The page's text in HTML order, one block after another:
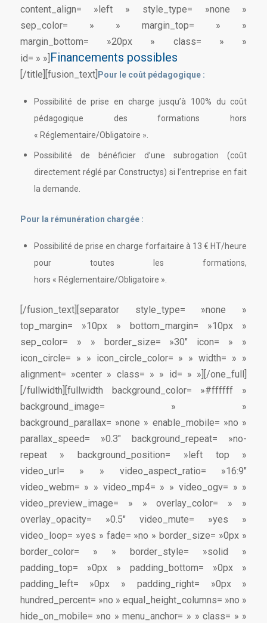
content_align= »left » style_type= »none »
sep_color= » » margin_top= » »
margin_bottom= »20px » class= » »
id= » »] Financements possibles
[/title][fusion_text] Pour le coût pédagogique :
Possibilité de prise en charge jusqu’à 100% du coût
pédagogique des formations hors
« Réglementaire/Obligatoire ».
Possibilité de bénéficier d’une subrogation (coût
directement réglé par Constructys) si l’entreprise en fait
la demande.
Pour la rémunération chargée :
Possibilité de prise en charge forfaitaire à 13 € HT/heure
pour toutes les formations,
hors « Réglementaire/Obligatoire ».
[/fusion_text][separator style_type= »none »
top_margin= »10px » bottom_margin= »10px »
sep_color= » » border_size= »30″ icon= » »
icon_circle= » » icon_circle_color= » » width= » »
alignment= »center » class= » » id= » »][/one_full]
[/fullwidth][fullwidth background_color= »#ffffff »
background_image= » »
background_parallax= »none » enable_mobile= »no »
parallax_speed= »0.3″ background_repeat= »no-
repeat » background_position= »left top »
video_url= » » video_aspect_ratio= »16:9″
video_webm= » » video_mp4= » » video_ogv= » »
video_preview_image= » » overlay_color= » »
overlay_opacity= »0.5″ video_mute= »yes »
video_loop= »yes » fade= »no » border_size= »0px »
border_color= » » border_style= »solid »
padding_top= »0px » padding_bottom= »0px »
padding_left= »0px » padding_right= »0px »
hundred_percent= »no » equal_height_columns= »no »
hide_on_mobile= »no » menu_anchor= » » class= » »